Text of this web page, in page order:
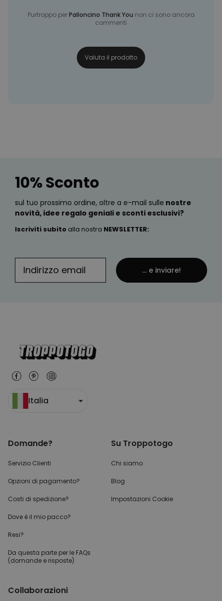
Purtroppo perPalloncino Thank You non ci sono ancora
commenti
Valuta il prodotto
10% Sconto
sul tuo prossimo ordine, oltre a e-mail sulle nostre
novità, idee regalo geniali e sconti esclusivi?
Iscriviti subito alla nostra NEWSLETTER:
... e inviare!
Italia
Domande?
Servizio Clienti
Opzioni di pagamento?
Costi di spedizione?
Dove è il mio pacco?
Resi?
Da questa parte per le FAQs
(domande e risposte)
Su Troppotogo
Chi siamo
Blog
Impostazioni Cookie
Collaborazioni